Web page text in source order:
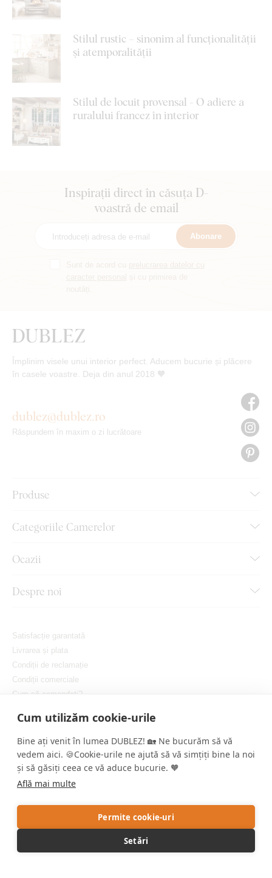
Cum utilizăm cookie-urile
Bine ați venit în lumea DUBLEZ! 🏡 Ne bucurăm să vă
vedem aici. 🍪Cookie-urile ne ajută să vă simțiți bine la noi
și să găsiți ceea ce vă aduce bucurie. 🧡
Află mai multe
Permite cookie-uri
Setări
Stilul rustic – sinonim al funcționalității
și atemporalității
Stilul de locuit provensal - O adiere a
ruralului francez în interior
Inspirații direct în căsuța D-
voastră de email
Abonare
Împlinim visele unui interior perfect. Aducem bucurie și plăcere
în casele voastre. Deja din anul 2018 🧡
Produse
Categoriile Camerelor
Ocazii
Despre noi
dublez@dublez.ro
Răspundem în maxim o zi lucrătoare
Satisfacție garantată
Livrarea și plata
Condiții de reclamație
Condiții comerciale
Cum să comandați?
Setați cookie-urile
Copyright © DUBLEZ 2026 | Toate drepturile rezervate
Crearea magazinelor online performante de către
Acest site este protejat de reCAPTCHA, iar Google aplică
Politica de